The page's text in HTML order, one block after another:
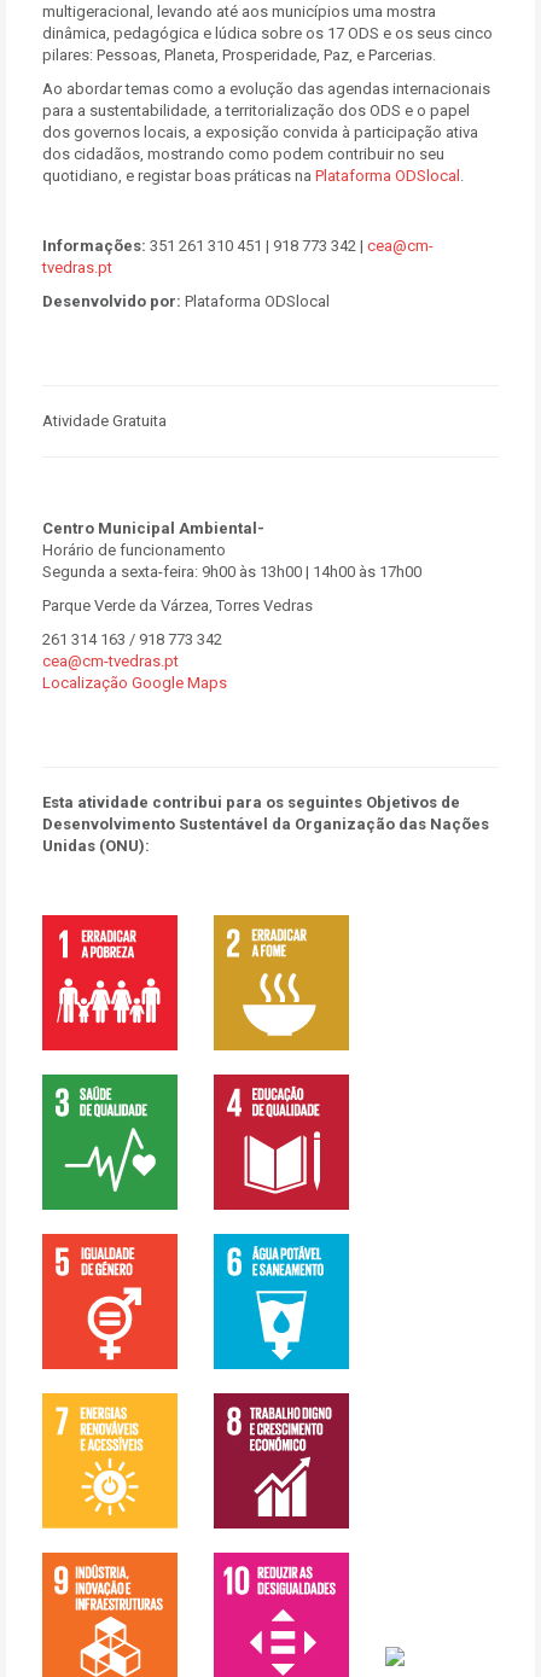
multigeracional, levando até aos municípios uma mostra
dinâmica, pedagógica e lúdica sobre os 17 ODS e os seus cinco
pilares: Pessoas, Planeta, Prosperidade, Paz, e Parcerias.
Ao abordar temas como a evolução das agendas internacionais
para a sustentabilidade, a territorialização dos ODS e o papel
dos governos locais, a exposição convida à participação ativa
dos cidadãos, mostrando como podem contribuir no seu
quotidiano, e registar boas práticas na Plataforma ODSlocal .
Informações: 351 261 310 451 | 918 773 342 | cea@cm-
tvedras.pt
Desenvolvido por: Plataforma ODSlocal
Atividade Gratuita
Centro Municipal Ambiental-
Horário de funcionamento
Segunda a sexta-feira: 9h00 às 13h00 | 14h00 às 17h00
Parque Verde da Várzea, Torres Vedras
261 314 163 / 918 773 342
cea@cm-tvedras.pt
Localização Google Maps
Esta atividade contribui para os seguintes Objetivos de
Desenvolvimento Sustentável da Organização das Nações
Unidas (ONU):